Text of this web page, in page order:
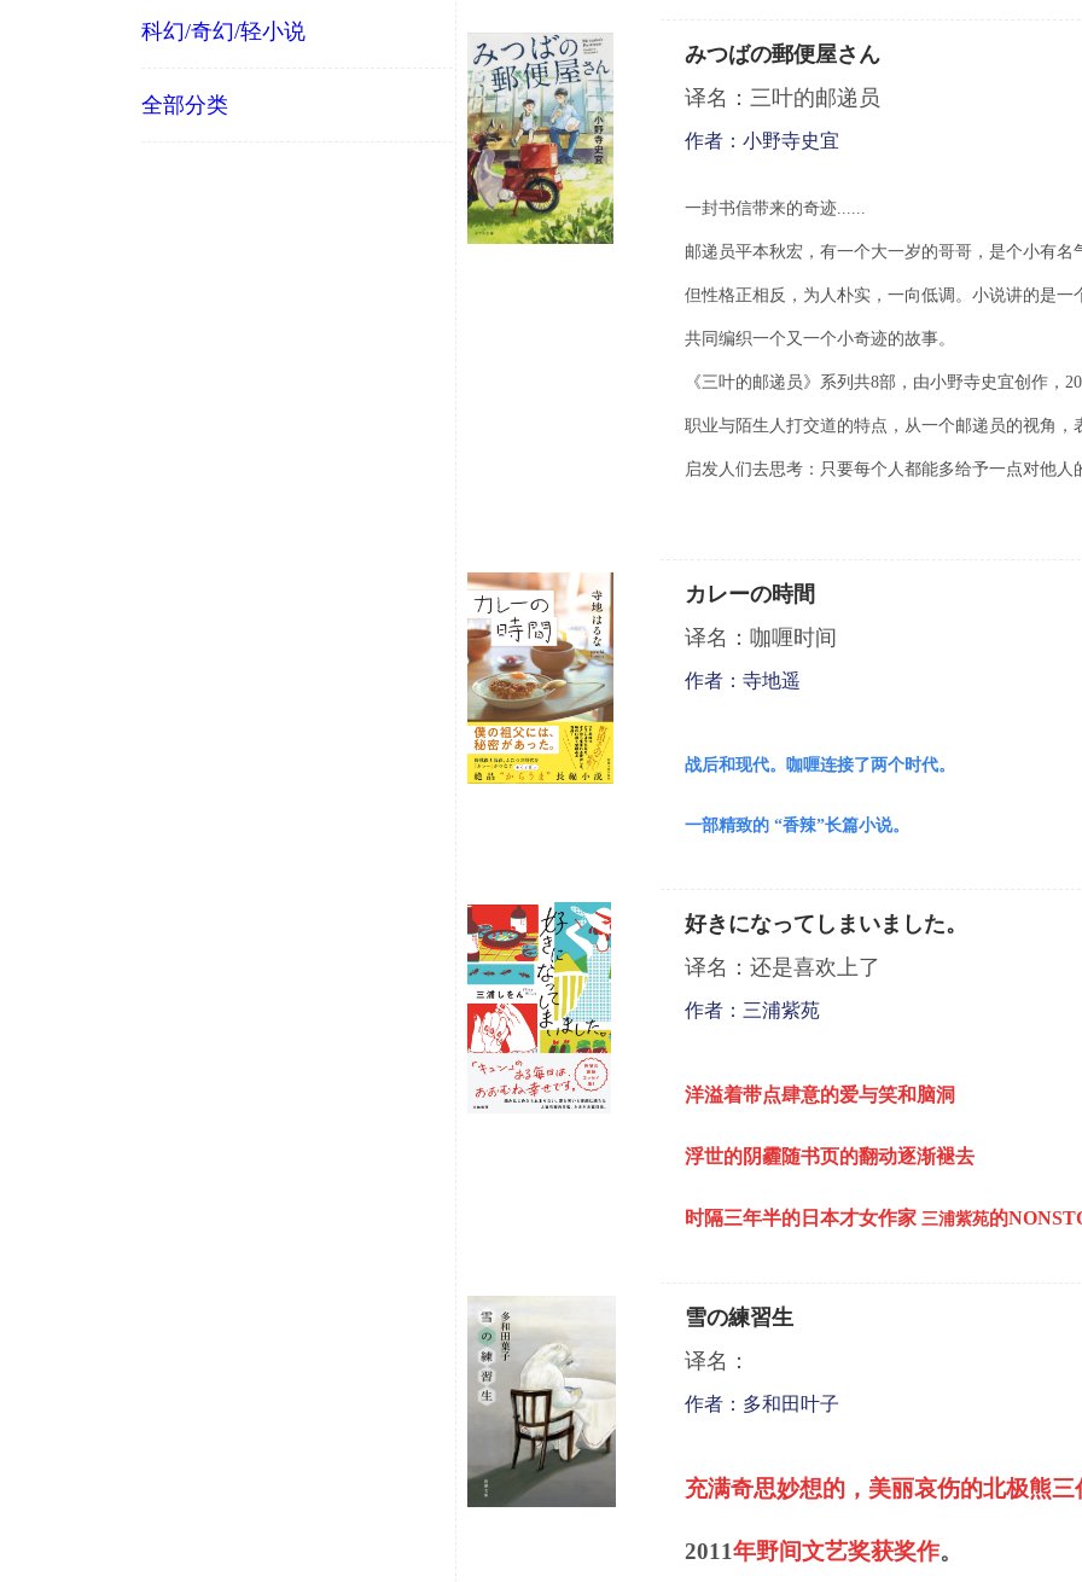
科幻/奇幻/轻小说
全部分类
みつばの郵便屋さん
译名：三叶的邮递员
作者：小野寺史宜
一封书信带来的奇迹......
邮递员平本秋宏，有一个大一岁的哥哥，是个小有
但性格正相反，为人朴实，一向低调。小说讲的是
共同编织一个又一个小奇迹的故事。
《三叶的邮递员》系列共8部，由小野寺史宜创作，
职业与陌生人打交道的特点，从一个邮递员的视角
启发人们去思考：只要每个人都能多给予一点对他
カレーの時間
译名：咖喱时间
作者：寺地遥
战后和现代。咖喱连接了两个时代。
一部精致的 “香辣”长篇小说。
好きになってしまいました。
译名：还是喜欢上了
作者：三浦紫苑
洋溢着带点肆意的爱与笑和脑洞
浮世的阴霾随书页的翻动逐渐褪去
时隔三年半的日本才女作家 三浦紫苑的
雪の練習生
译名：
作者：多和田叶子
充满奇思妙想的，美丽哀伤的北极熊三
2011年野间文艺奖获奖作。